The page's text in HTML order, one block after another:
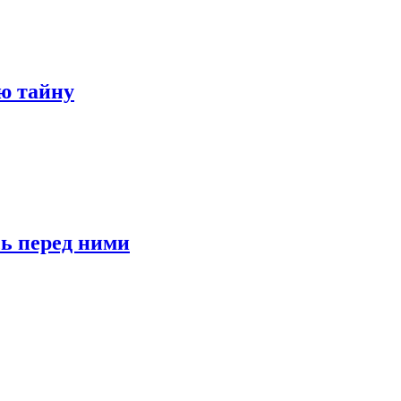
тайну
перед ними